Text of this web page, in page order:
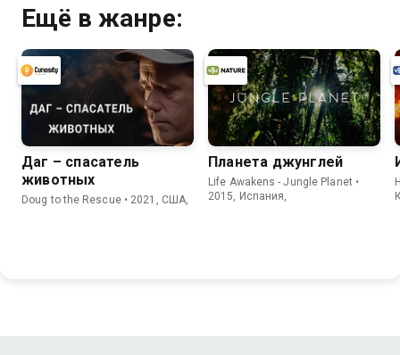
Ещё в жанре:
Даг – спасатель
животных
Doug to the Rescue • 2021, США,
Планета джунглей
Life Awakens - Jungle Planet •
2015, Испания,